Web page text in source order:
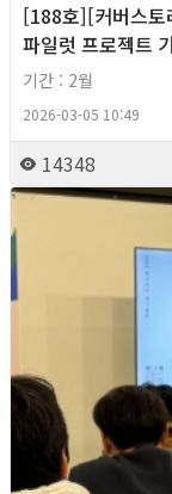
[188호][커버스
파일럿 프로젝트
기간 : 2월
2026-03-05 10:49
14348